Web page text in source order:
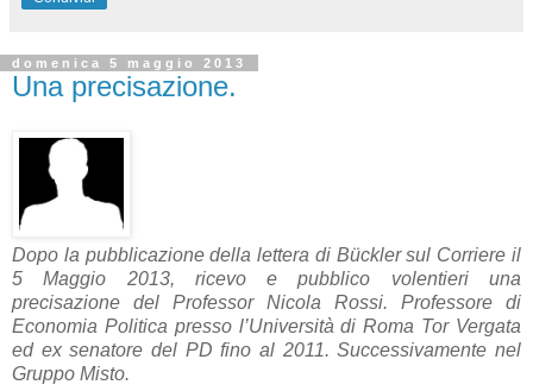
domenica 5 maggio 2013
Una precisazione.
Dopo la pubblicazione della lettera di Bückler sul Corriere il
5 Maggio 2013, ricevo e pubblico volentieri una
precisazione del Professor Nicola Rossi. Professore di
Economia Politica presso l’Università di Roma Tor Vergata
ed ex senatore del PD fino al 2011. Successivamente nel
Gruppo Misto.